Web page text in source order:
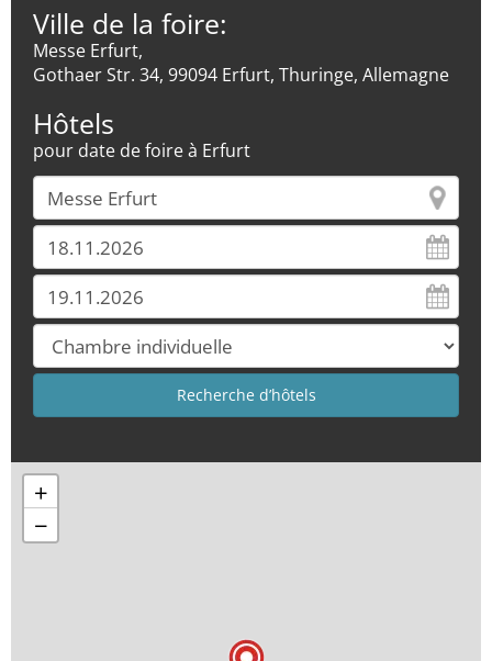
Ville de la foire:
Messe Erfurt,
Gothaer Str. 34, 99094 Erfurt, Thuringe, Allemagne
Hôtels
pour date de foire à Erfurt
+
−